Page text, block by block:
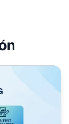
de marketing